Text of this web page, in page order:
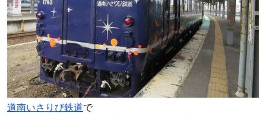
道南いさりび鉄道で